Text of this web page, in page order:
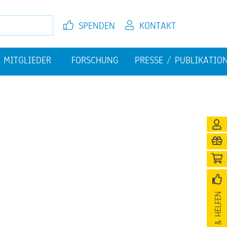
KON­TAKT
SPEN­DEN
MIT­GLIE­DER FOR­SCHUNG PRES­SE /